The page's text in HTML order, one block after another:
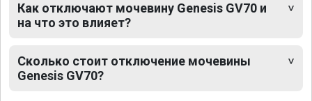
Как отключают мочевину Genesis GV70 и
на что это влияет?
Сколько стоит отключение мочевины
Genesis GV70?